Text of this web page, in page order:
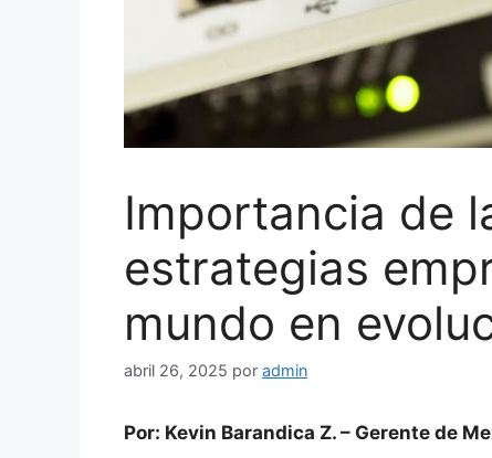
Importancia de
estrategias
mundo en
abril 26, 2025 por admin
Por: Kevin Barandica Z. – Gerente de